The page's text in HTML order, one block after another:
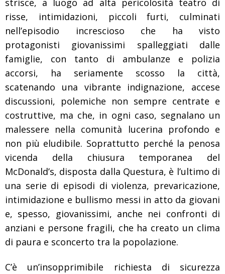
risse, intimidazioni, piccoli furti, culminati
nell’episodio increscioso che ha visto
protagonisti giovanissimi spalleggiati dalle
famiglie, con tanto di ambulanze e polizia
accorsi, ha seriamente scosso la città,
scatenando una vibrante indignazione, accese
discussioni, polemiche non sempre centrate e
costruttive, ma che, in ogni caso, segnalano un
malessere nella comunità lucerina profondo e
non più eludibile. Soprattutto perché la penosa
vicenda della chiusura temporanea del
McDonald’s, disposta dalla Questura, è l’ultimo di
una serie di episodi di violenza, prevaricazione,
intimidazione e bullismo messi in atto da giovani
e, spesso, giovanissimi, anche nei confronti di
anziani e persone fragili, che ha creato un clima
di paura e sconcerto tra la popolazione.
C’è un’insopprimibile richiesta di sicurezza